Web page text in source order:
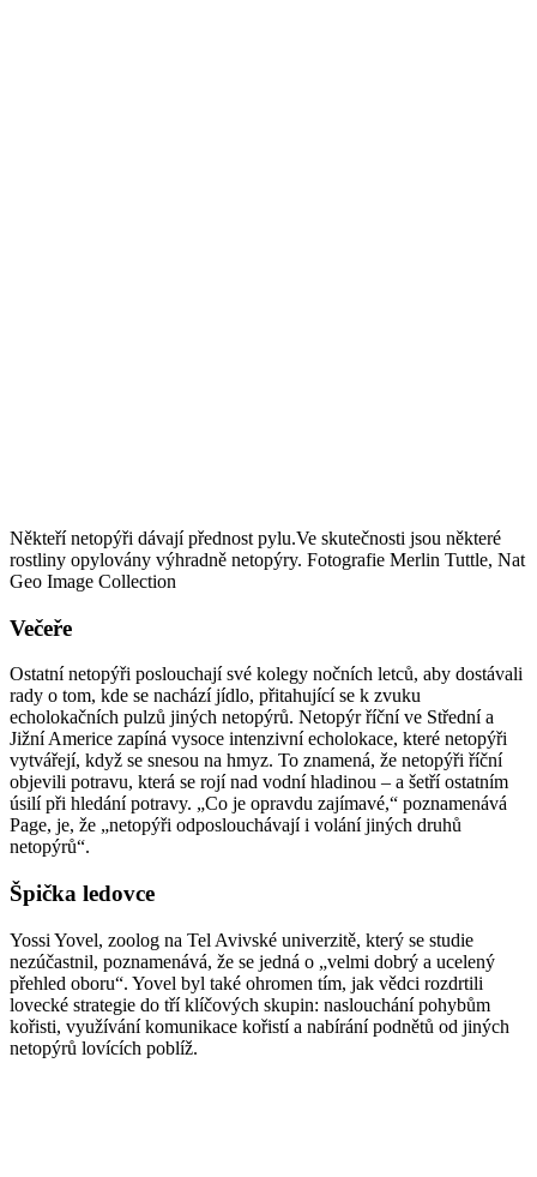
Někteří netopýři dávají přednost pylu.Ve skutečnosti jsou některé
rostliny opylovány výhradně netopýry. Fotografie Merlin Tuttle, Nat
Geo Image Collection
Večeře
Ostatní netopýři poslouchají své kolegy nočních letců, aby dostávali
rady o tom, kde se nachází jídlo, přitahující se k zvuku
echolokačních pulzů jiných netopýrů. Netopýr říční ve Střední a
Jižní Americe zapíná vysoce intenzivní echolokace, které netopýři
vytvářejí, když se snesou na hmyz. To znamená, že netopýři říční
objevili potravu, která se rojí nad vodní hladinou – a šetří ostatním
úsilí při hledání potravy. „Co je opravdu zajímavé,“ poznamenává
Page, je, že „netopýři odposlouchávají i volání jiných druhů
netopýrů“.
Špička ledovce
Yossi Yovel, zoolog na Tel Avivské univerzitě, který se studie
nezúčastnil, poznamenává, že se jedná o „velmi dobrý a ucelený
přehled oboru“. Yovel byl také ohromen tím, jak vědci rozdrtili
lovecké strategie do tří klíčových skupin: naslouchání pohybům
kořisti, využívání komunikace kořistí a nabírání podnětů od jiných
netopýrů lovících poblíž.